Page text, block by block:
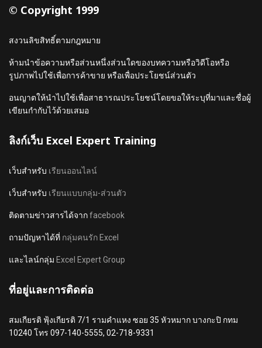
© Copyright 1999
สงวนลิขสิทธิ์ตามกฎหมาย
ห้ามนำข้อความหรือส่วนหนึ่งส่วนใดของบทความหรือวิดีโอหรือ
รูปภาพไปใช้เพื่อการค้าขาย หรือเพื่อประโยชน์ส่วนตัว
อนญาตให้นำไปใช้เพื่อสาธารณประโยชน์โดยขอให้ระบุที่มาและชื่อผู้
เขียนกำกับไว้ด้วยเสมอ
ลิงก์เว็บ Excel Expert Training
เว็บสำหรับ เรียนออนไลน์
เว็บสำหรับ เรียนแบบกลุ่ม-ส่วนตัว
ติดตามข่าวสารได้จากfacebook
ถามปัญหาได้ที่ กลุ่มคนรัก Excel
และไลน์กลุ่ม Excel Expert Group
ที่อยู่และการติดต่อ
สมเกียรติ ฟุ้งเกียรติ 7/1 รามคำแหง ซอย 35 หัวหมาก บางกะปิ กทม
10240 โทร 097-140-5555, 02-718-9331